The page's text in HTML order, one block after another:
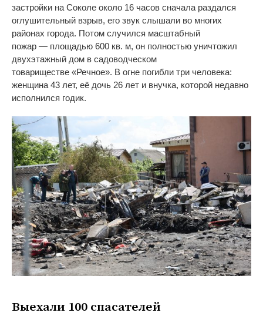
застройки на Соколе около 16 часов сначала раздался
оглушительный взрыв, его звук слышали во многих
районах города. Потом случился масштабный
пожар — площадью 600 кв. м, он полностью уничтожил
двухэтажный дом в садоводческом
товариществе «Речное». В огне погибли три человека:
женщина 43 лет, её дочь 26 лет и внучка, которой недавно
исполнился годик.
Выехали 100 спасателей